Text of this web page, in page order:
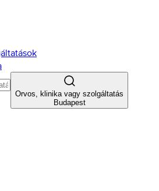
Orvos, klinika vagy szolgáltatás
Budapest